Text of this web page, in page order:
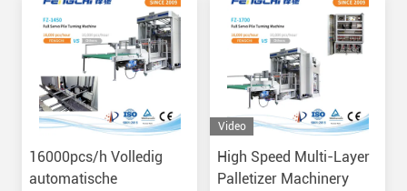
16000pcs/h Volledig
automatische
Video
High Speed Multi-Layer
Palletizer Machinery